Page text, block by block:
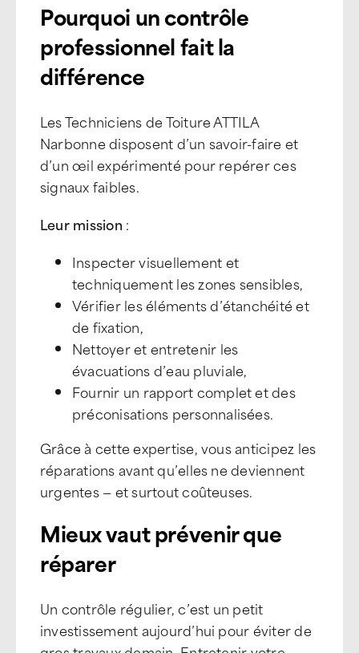
Pourquoi un contrôle
professionnel fait la
différence
Les Techniciens de Toiture ATTILA
Narbonne disposent d’un savoir-faire et
d’un œil expérimenté pour repérer ces
signaux faibles.
Leur mission :
Inspecter visuellement et
techniquement les zones sensibles,
Vérifier les éléments d’étanchéité et
de fixation,
Nettoyer et entretenir les
évacuations d’eau pluviale,
Fournir un rapport complet et des
préconisations personnalisées.
Grâce à cette expertise, vous anticipez les
réparations avant qu’elles ne deviennent
urgentes — et surtout coûteuses.
Mieux vaut prévenir que
réparer
Un contrôle régulier, c’est un petit
investissement aujourd’hui pour éviter de